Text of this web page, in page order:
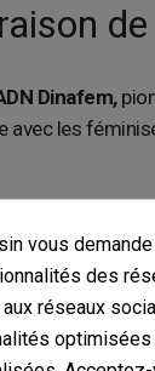
de
Dinafem,
les
à avoir
sa
vous
des
réseaux